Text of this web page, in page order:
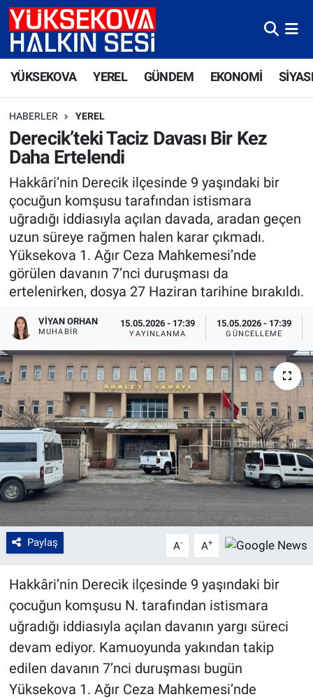
YÜKSEKOVA YEREL GÜNDEM EKONOMİ
HABERLER YEREL
Derecik’teki Taciz Davası Bir Kez
Daha Ertelendi
Hakkâri’nin Derecik ilçesinde 9 yaşındaki bir
çocuğun komşusu tarafından istismara
uğradığı iddiasıyla açılan davada, aradan geçen
uzun süreye rağmen halen karar çıkmadı.
Yüksekova 1. Ağır Ceza Mahkemesi’nde
görülen davanın 7’nci duruşması da
ertelenirken, dosya 27 Haziran tarihine bırakıldı.
VIYAN ORHAN
MUHABIR
15.05.2026 - 17:39
YAYINLANMA
15.05.2026 - 17:39
GÜNCELLEME
Paylaş A- A+
Hakkâri’nin Derecik ilçesinde 9 yaşındaki bir
çocuğun komşusu N. tarafından istismara
uğradığı iddiasıyla açılan davanın yargı süreci
devam ediyor. Kamuoyunda yakından takip
edilen davanın 7’nci duruşması bugün
Yüksekova 1. Ağır Ceza Mahkemesi’nde
Yüksekova Nöbetçi Eczaneler
Süper Lig Puan Durumu ve Fikstür
Tüm Manşetler
Son Dakika Haberleri
Haber Arşivi